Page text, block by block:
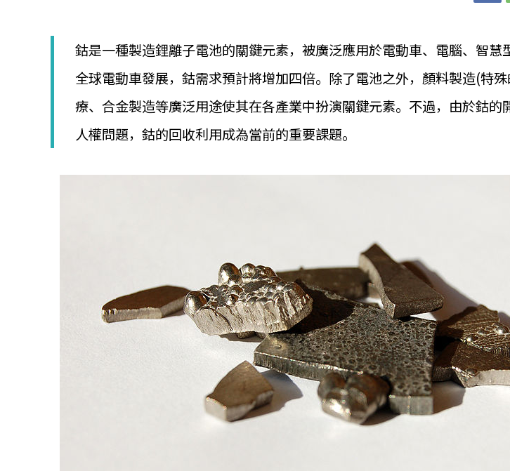
析
智
權
顧
問
利
鈷是一種製造鋰離子電池的關鍵元素，被廣泛應用於電動車、電腦、智慧
全球電動車發展，鈷需求預計將增加四倍。除了電池之外，顏料製造(特
療、合金製造等廣泛用途使其在各產業中扮演關鍵元素。不過，由於鈷的
人權問題，鈷的回收利用成為當前的重要課題。